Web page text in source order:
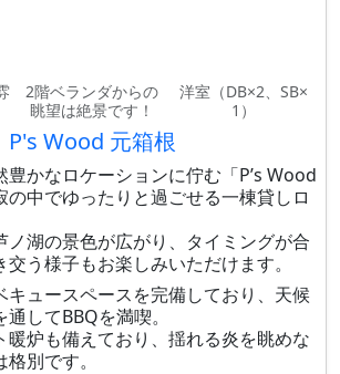
2階ベランダからの
眺望は絶景です！
洋室（DB×2、SB×
1）
P's Wood 元箱根
かなロケーションに佇む「P’s Wood
の中でゆったりと過ごせる一棟貸しロ
ノ湖の景色が広がり、タイミングが合
う様子もお楽しみいただけます。
キュースペースを完備しており、天候
してBBQを満喫。
暖炉も備えており、揺れる炎を眺めな
別です。